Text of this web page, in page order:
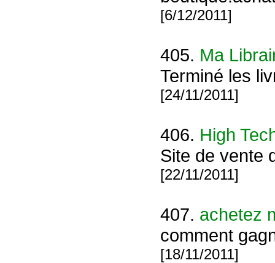
[6/12/2011]
405. Ma
Terminé les
[24/11/2011]
406. High
Site de vente
[22/11/2011]
407. achetez
comment
[18/11/2011]